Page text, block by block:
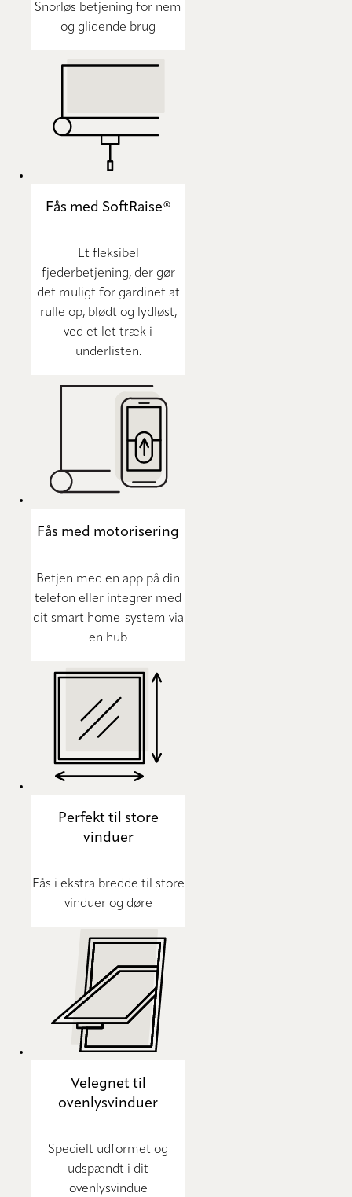
Snorløs betjening for nem
og glidende brug
Fås med SoftRaise®
Et fleksibel
fjederbetjening, der gør
det muligt for gardinet at
rulle op, blødt og lydløst,
ved et let træk i
underlisten.
Fås med motorisering
Betjen med en app på din
telefon eller integrer med
dit smart home-system via
en hub
Perfekt til store
vinduer
Fås i ekstra bredde til store
vinduer og døre
Velegnet til
ovenlysvinduer
Specielt udformet og
udspændt i dit
ovenlysvindue